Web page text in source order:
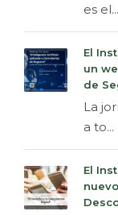
es el...
El
un
de
La
a to...
El